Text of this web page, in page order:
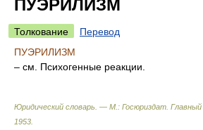
ПУЭРИЛИЗМ
Толкование
Перевод
ПУЭРИЛИЗМ
– см. Психогенные реакции.
Юридический словарь. — М.: Госюриздат
1953